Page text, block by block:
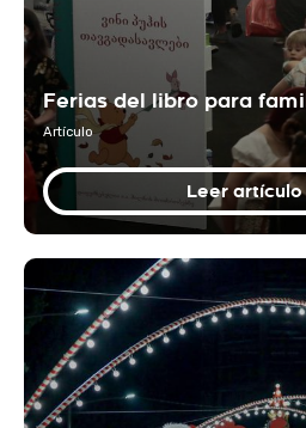
Ferias del libro para
Artículo
Leer artículo